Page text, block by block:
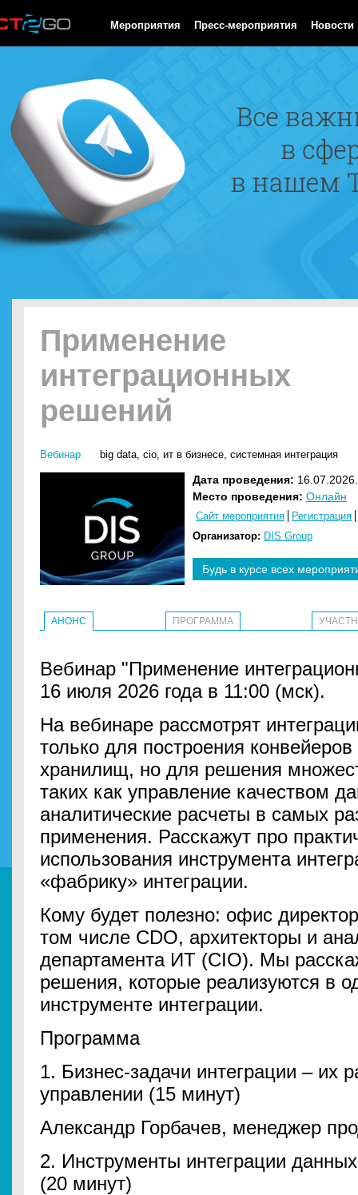
Мероприятия Пресс-мероприятия Новости
Применение
интеграционных
решений
Вебинар big data, cio, ит в бизнесе, системная интеграция
Дата проведения:
Место проведения: Онлайн
Сайт мероприятия
Регистрация
Организатор: DIS Group
Будь в курсе всех
АНОНС ПРОГРАММА
Вебинар "Применение
16 июля 2026 года в 11:00 (мск).
На вебинаре рассмотрят
только для построения
хранилищ, но для решения
таких как управление качеством
аналитические расчеты в самых
применения. Расскажут про
использования инструмента
«фабрику» интеграции.
Кому будет полезно: офис
том числе CDO, архитекторы и
департамента ИТ (CIO). Мы
решения, которые реализуются в
инструменте интеграции.
Программа
1. Бизнес-задачи интеграции – их
управлении (15 минут)
Александр Горбачев, менеджер
2. Инструменты интеграции
(20 минут)